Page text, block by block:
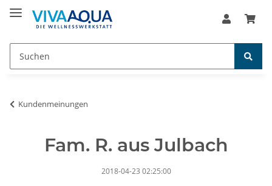
Kundenmeinungen
Fam. R. aus Julbach
2018-04-23 02:25:00